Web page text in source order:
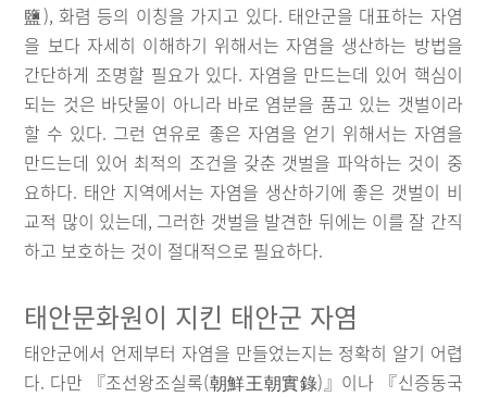
鹽), 화렴 등의 이칭을 가지고 있다. 태안군을 대표하는 자염
을 보다 자세히 이해하기 위해서는 자염을 생산하는 방법을
간단하게 조명할 필요가 있다. 자염을 만드는데 있어 핵심이
되는 것은 바닷물이 아니라 바로 염분을 품고 있는 갯벌이라
할 수 있다. 그런 연유로 좋은 자염을 얻기 위해서는 자염을
만드는데 있어 최적의 조건을 갖춘 갯벌을 파악하는 것이 중
요하다. 태안 지역에서는 자염을 생산하기에 좋은 갯벌이 비
교적 많이 있는데, 그러한 갯벌을 발견한 뒤에는 이를 잘 간직
하고 보호하는 것이 절대적으로 필요하다.
태안문화원이 지킨 태안군 자염
태안군에서 언제부터 자염을 만들었는지는 정확히 알기 어렵
다. 다만 『조선왕조실록(朝鮮王朝實錄)』이나 『신증동국